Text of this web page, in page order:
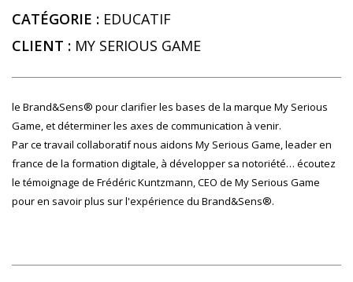
CATÉGORIE : EDUCATIF
CLIENT : MY SERIOUS GAME
le Brand&Sens® pour clarifier les bases de la marque My Serious
Game, et déterminer les axes de communication à venir.
Par ce travail collaboratif nous aidons My Serious Game, leader en
france de la formation digitale, à développer sa notoriété… écoutez
le témoignage de Frédéric Kuntzmann, CEO de My Serious Game
pour en savoir plus sur l'expérience du Brand&Sens®.